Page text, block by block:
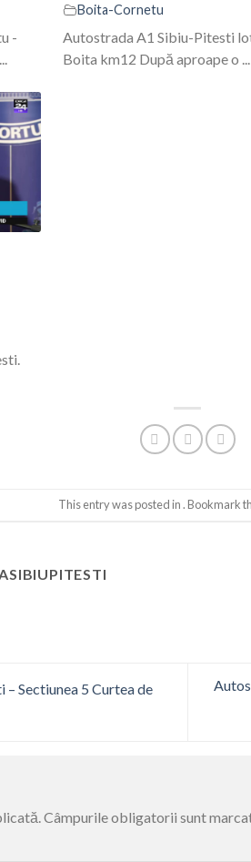
-
Boita-Cornetu
Autostrada A1 Sibiu-Pitesti
Boita km12 După aproape o ...
This entry was posted in . Bookmark
Sectiunea 5 Curtea de
Câmpurile obligatorii sunt